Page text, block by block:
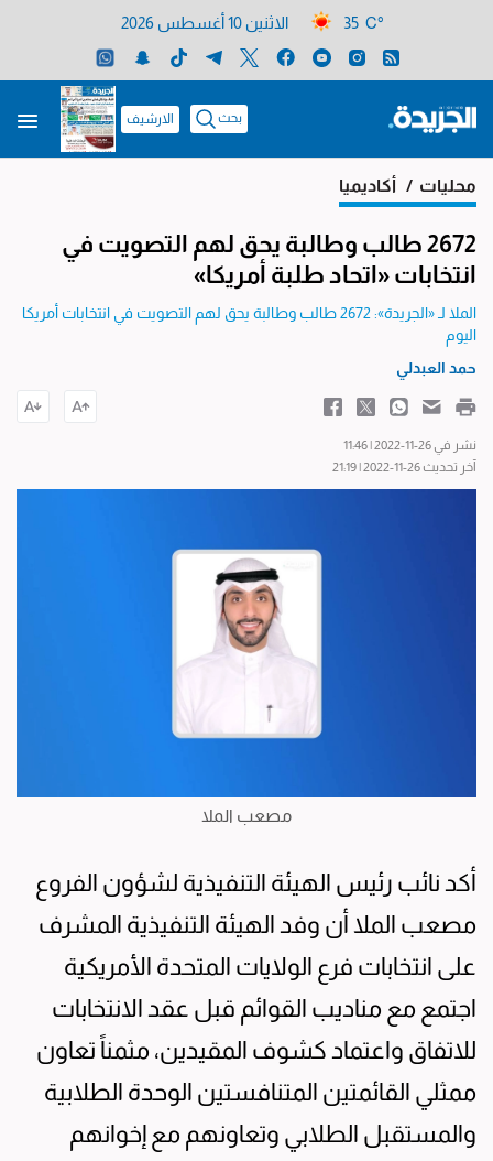
35 C° الاثنين 10 أغسطس 2026
بحث الارشيف
محليات / أكاديميا
2672 طالب وطالبة يحق لهم التصويت في
انتخابات «اتحاد طلبة أمريكا»
الملا لـ «الجريدة»: 2672 طالب وطالبة يحق لهم التصويت في انتخابات أمريكا
اليوم
حمد العبدلي
نشر في 26-11-2022 | 11:46
آخر تحديث 26-11-2022 | 21:19
مصعب الملا
أكد نائب رئيس الهيئة التنفيذية لشؤون الفروع
مصعب الملا أن وفد الهيئة التنفيذية المشرف
على انتخابات فرع الولايات المتحدة الأمريكية
اجتمع مع مناديب القوائم قبل عقد الانتخابات
للاتفاق واعتماد كشوف المقيدين، مثمناً تعاون
ممثلي القائمتين المتنافستين الوحدة الطلابية
والمستقبل الطلابي وتعاونهم مع إخوانهم